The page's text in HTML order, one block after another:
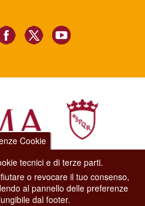
Sport, Turismo e Moda.
Cookie
tecnici e di terze parti.
o revocare il tuo consenso,
al pannello delle preferenze
dal footer.